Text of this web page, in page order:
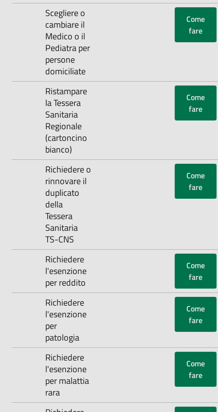
‌Scegliere o
cambiare il
Medico o il
Pediatra per
persone
domiciliate
Come
fare
‌Ristampare
la Tessera
Sanitaria
Regionale
(cartoncino
bianco)
Come
fare
Richiedere o
rinnovare il
duplicato
della
Tessera
Sanitaria
TS-CNS
Come
fare
Richiedere
l'esenzione
per reddito
Come
fare
Richiedere
l'esenzione
per
patologia
Come
fare
‌Richiedere
l'esenzione
per malattia
rara
Come
fare